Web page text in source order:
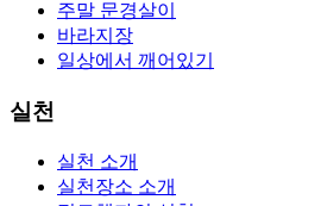
주말 문경살이
바라지장
일상에서 깨어있기
실천
실천 소개
실천장소 소개